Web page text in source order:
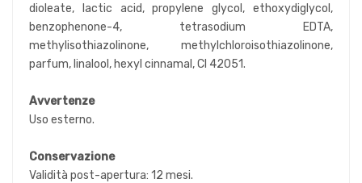
dioleate, lactic acid, propylene glycol, ethoxydiglycol,
benzophenone-4, tetrasodium EDTA,
methylisothiazolinone, methylchloroisothiazolinone,
parfum, linalool, hexyl cinnamal, CI 42051.
Avvertenze
Uso esterno.
Conservazione
Validità post-apertura: 12 mesi.